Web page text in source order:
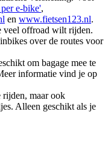
e-bike',
en www.fietsen123.nl.
veel offroad wilt rijden.
over de routes voor
om bagage mee te
informatie vind je op
rijden, maar ook
Alleen geschikt als je